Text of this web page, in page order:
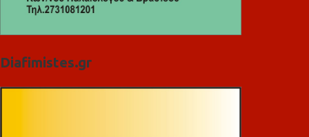
Diafimistes.gr